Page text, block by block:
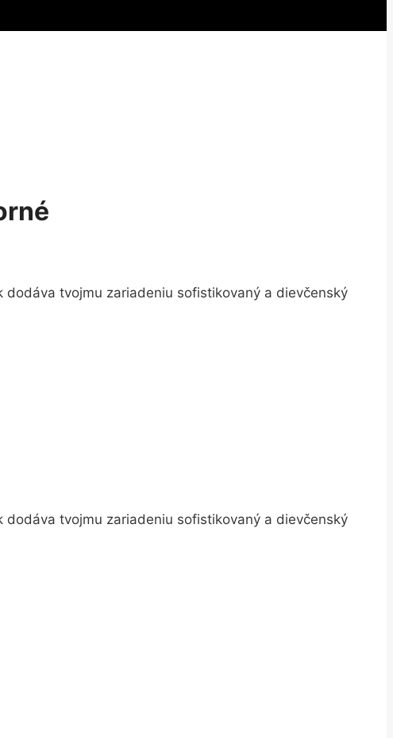
tvojmu zariadeniu sofistikovaný a dievčenský
tvojmu zariadeniu sofistikovaný a dievčenský